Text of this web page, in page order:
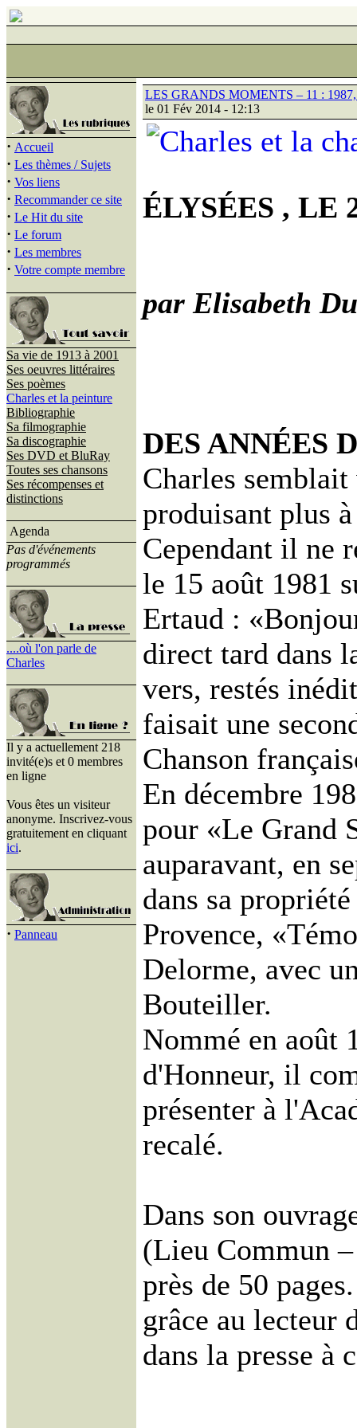
· Accueil
· Les thèmes / Sujets
· Vos liens
· Recommander ce site
· Le Hit du site
· Le forum
· Les membres
· Votre compte membre
Sa vie de 1913 à 2001
Ses oeuvres littéraires
Ses poèmes
Charles et la peinture
Bibliographie
Sa filmographie
Sa discographie
Ses DVD et BluRay
Toutes ses chansons
Ses récompenses et
distinctions
Agenda
Pas d'événements
programmés
....où l'on parle de
Charles
Il y a actuellement 218
invité(e)s et 0 membres
en ligne
Vous êtes un visiteur
anonyme. Inscrivez-vous
gratuitement en cliquant
ici.
· Panneau
LES GRANDS MOMENTS – 11 :
le 01 Fév 2014 - 12:13
ÉLYSÉES , LE
par Elisabeth
DES ANNÉES
Charles
produisant plus
Cependant il ne
le 15 août 1981
Ertaud :
direct tard dans
vers, restés
faisait une
Chanson
En décembre
pour «Le Grand
auparavant, en
dans sa
Provence,
Delorme, avec
Bouteiller.
Nommé en août
d'Honneur, il
présenter à
recalé.
Dans son
(Lieu Commun
près de 50
grâce au lecteur
dans la presse à